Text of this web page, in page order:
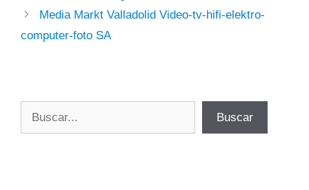
Media Markt Valladolid Video-tv-hifi-elektro-
computer-foto SA
Buscar